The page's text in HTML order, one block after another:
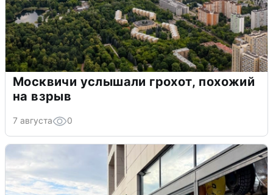
Москвичи услышали грохот, похожий
на взрыв
7 августа 0